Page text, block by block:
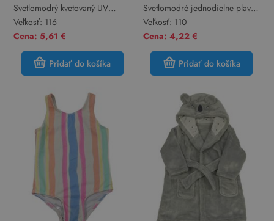
Svetlomodrý kvetovaný UV
overal Tu
Veľkosť: 116
Cena: 5,61 €
Pridať do košíka
Svetlomodré jednodielne plavky
s ovociem Tu
Veľkosť: 110
Cena: 4,22 €
Pridať do košíka